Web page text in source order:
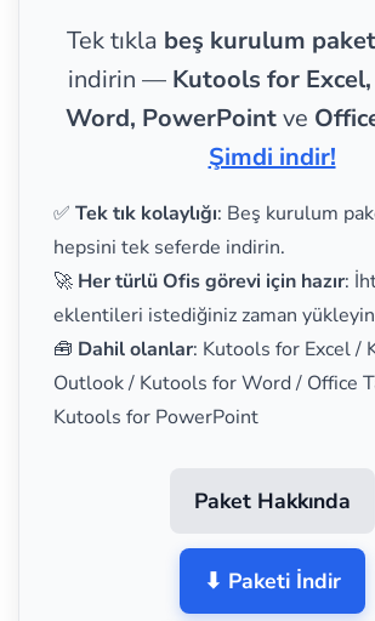
Tek tıkla beş kurulum
indirin — Kutools for
Word, PowerPointve
Şimdi indir!
✅ Tek tık kolaylığı: Beş kurulum
hepsini tek seferde indirin.
🚀 Her türlü Ofis görevi için hazır:
eklentileri istediğiniz zaman
🧰 Dahil olanlar: Kutools for Excel /
Outlook / Kutools for Word / Office
Kutools for PowerPoint
Paket Hakkında
⬇ Paketi İndir